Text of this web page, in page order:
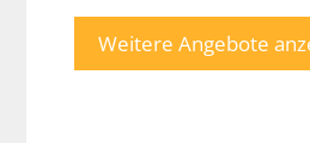
Weitere Angebote